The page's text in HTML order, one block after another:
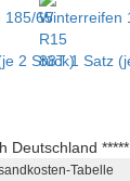
Deutschland *****
Tabelle